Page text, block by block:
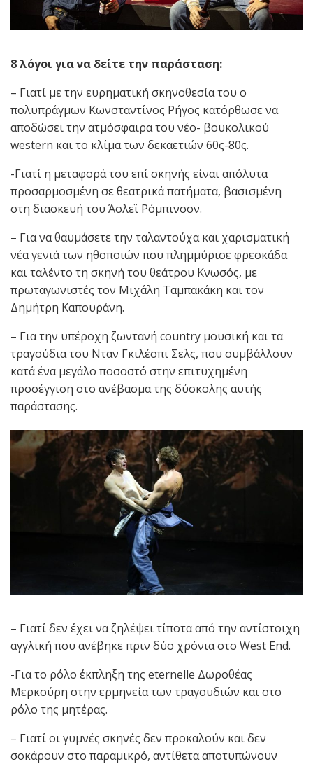
8 λόγοι για να δείτε την παράσταση:
– Γιατί με την ευρηματική σκηνοθεσία του ο
πολυπράγμων Κωνσταντίνος Ρήγος κατόρθωσε να
αποδώσει την ατμόσφαιρα του νέο- βουκολικού
western και το κλίμα των δεκαετιών 60ς-80ς.
-Γιατί η μεταφορά του επί σκηνής είναι απόλυτα
προσαρμοσμένη σε θεατρικά πατήματα, βασισμένη
στη διασκευή του Άσλεϊ Ρόμπινσον.
– Για να θαυμάσετε την ταλαντούχα και χαρισματική
νέα γενιά των ηθοποιών που πλημμύρισε φρεσκάδα
και ταλέντο τη σκηνή του θεάτρου Κνωσός, με
πρωταγωνιστές τον Μιχάλη Ταμπακάκη και τον
Δημήτρη Καπουράνη.
– Για την υπέροχη ζωντανή country μουσική και τα
τραγούδια του Νταν Γκιλέσπι Σελς, που συμβάλλουν
κατά ένα μεγάλο ποσοστό στην επιτυχημένη
προσέγγιση στο ανέβασμα της δύσκολης αυτής
παράστασης.
– Γιατί δεν έχει να ζηλέψει τίποτα από την αντίστοιχη
αγγλική που ανέβηκε πριν δύο χρόνια στο West End.
-Για το ρόλο έκπληξη της eternelle Δωροθέας
Μερκούρη στην ερμηνεία των τραγουδιών και στο
ρόλο της μητέρας.
– Γιατί οι γυμνές σκηνές δεν προκαλούν και δεν
σοκάρουν στο παραμικρό, αντίθετα αποτυπώνουν